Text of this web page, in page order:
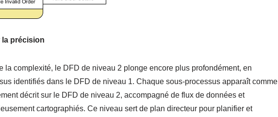
la précision
la complexité, le DFD de niveau 2 plonge encore plus profondément, en
identifiés dans le DFD de niveau 1. Chaque sous-processus apparaît comme
décrit sur le DFD de niveau 2, accompagné de flux de données et
cartographiés. Ce niveau sert de plan directeur pour planifier et